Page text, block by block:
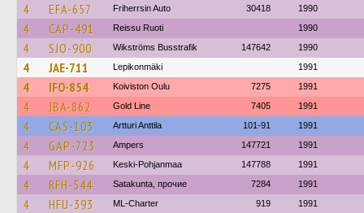
4 EFA-657 Friherrsin Auto 30418 1990
4 CAP-491 Reissu Ruoti 1990
4 SJO-900 Wikströms Busstrafik 147642 1990
4 JAE-711 Lepikonmäki 1991
4 IFO-854 Koiviston Oulu 7275 1991
4 JBA-862 Gold Line 7405 1991
4 CAS-103 Artturi Anttila 101-91 1991
4 GAP-723 Ampers 147721 1991
4 MFP-926 Keski-Pohjanmaa 147788 1991
4 RFH-544 Satakunta, прочие 7284 1991
4 HFU-393 ML-Charter 919 1991